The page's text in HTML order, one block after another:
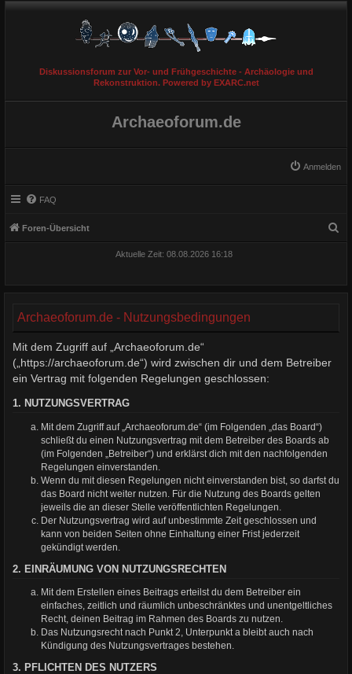
Diskussionsforum zur Vor- und Frühgeschichte - Archäologie und
Rekonstruktion. Powered by EXARC.net
Archaeoforum.de
Anmelden
FAQ
Foren-Übersicht
Aktuelle Zeit: 08.08.2026 16:18
Archaeoforum.de - Nutzungsbedingungen
Mit dem Zugriff auf „Archaeoforum.de“
(„https://archaeoforum.de“) wird zwischen dir und dem Betreiber
ein Vertrag mit folgenden Regelungen geschlossen:
1. NUTZUNGSVERTRAG
Mit dem Zugriff auf „Archaeoforum.de“ (im Folgenden „das Board“)
schließt du einen Nutzungsvertrag mit dem Betreiber des Boards ab
(im Folgenden „Betreiber“) und erklärst dich mit den nachfolgenden
Regelungen einverstanden.
Wenn du mit diesen Regelungen nicht einverstanden bist, so darfst du
das Board nicht weiter nutzen. Für die Nutzung des Boards gelten
jeweils die an dieser Stelle veröffentlichten Regelungen.
Der Nutzungsvertrag wird auf unbestimmte Zeit geschlossen und
kann von beiden Seiten ohne Einhaltung einer Frist jederzeit
gekündigt werden.
2. EINRÄUMUNG VON NUTZUNGSRECHTEN
Mit dem Erstellen eines Beitrags erteilst du dem Betreiber ein
einfaches, zeitlich und räumlich unbeschränktes und unentgeltliches
Recht, deinen Beitrag im Rahmen des Boards zu nutzen.
Das Nutzungsrecht nach Punkt 2, Unterpunkt a bleibt auch nach
Kündigung des Nutzungsvertrages bestehen.
3. PFLICHTEN DES NUTZERS